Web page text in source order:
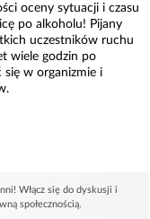
oceny sytuacji i czasu
po alkoholu! Pijany
uczestników ruchu
wiele godzin po
się w organizmie i
Włącz się do dyskusji i
społecznością.